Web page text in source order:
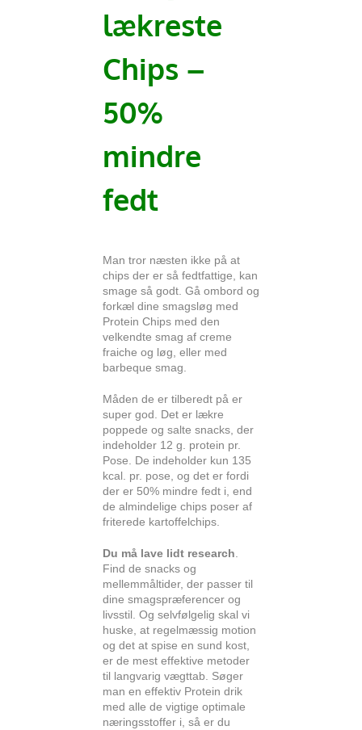
lækreste
Chips –
50%
mindre
fedt
Man tror næsten ikke på at
chips der er så fedtfattige, kan
smage så godt. Gå ombord og
forkæl dine smagsløg med
Protein Chips med den
velkendte smag af creme
fraiche og løg, eller med
barbeque smag.
Måden de er tilberedt på er
super god. Det er lækre
poppede og salte snacks, der
indeholder 12 g. protein pr.
Pose. De indeholder kun 135
kcal. pr. pose, og det er fordi
der er 50% mindre fedt i, end
de almindelige chips poser af
friterede kartoffelchips.
Du må lave lidt research.
Find de snacks og
mellemmåltider, der passer til
dine smagspræferencer og
livsstil. Og selvfølgelig skal vi
huske, at regelmæssig motion
og det at spise en sund kost,
er de mest effektive metoder
til langvarig vægttab. Søger
man en effektiv Protein drik
med alle de vigtige optimale
næringsstoffer i, så er du